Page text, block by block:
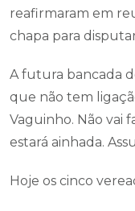
reafirmaram em
chapa para
A futura bancada
que não tem
Vaguinho. Não vai
estará ainhada.
Hoje os cinco